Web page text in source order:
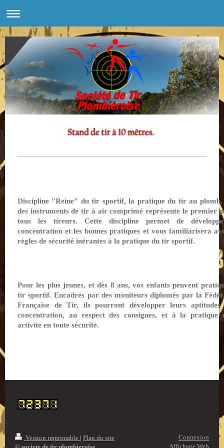
Discipline "Reine" du tir sportif, la pratique du tir au plomb,
des instruments de tir à air comprimé représente le premier
tous les tireurs. Cette discipline permet de
concentration et les bonnes pratiques et vous familiarisera
règles de sécurité inérantes à la pratique du tir sportif.
Pour les plus jeunes, et dès 8 ans, vos enfants peuvent
tir sportif. Encadrés par des moniteurs diplomés par la
Française de Tir, ils pourront développer leurs
concentration, au respect des consignes, et à la pratique
activité en toute sécurité.
Version imprimable | Plan du site
Connexion
Affichage Web